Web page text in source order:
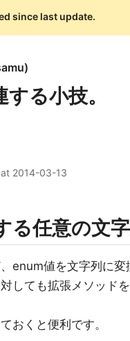
since last update.
)
る小技。
2014-03-13
る任意の文
enum値を文字列に変
しても拡張メソッド
おくと便利です。